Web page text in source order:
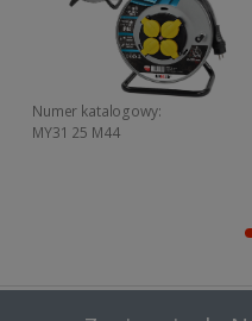
Numer katalogowy:
MY31 25 M44